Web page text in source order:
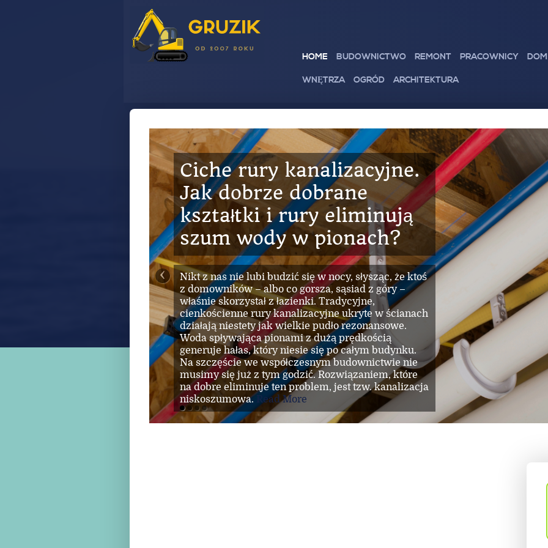
HOME BUDOWNICTWO REMONT PRACOWNICY DOM
WNĘTRZA OGRÓD ARCHITEKTURA
Read More
Ogrodzenia kute –
klasyczna elegancja,
która nie wychodzi z
mody
Ogrodzenia kute to wybór, który od pokoleń definiuje
prestiżowe rezydencje i domy z charakterem. W
dobie masowej produkcji, kowalstwo artystyczne
pozostaje symbolem luksusu, łączącym szlachetny
metal z niepowtarzalnym designem. Nic tak
skutecznie nie podnosi prestiżu posesji, jak
indywidualnie zaprojektowane ogrodzenie, które
staje się wizytówką domu.Read More
Read More
Read More
‹